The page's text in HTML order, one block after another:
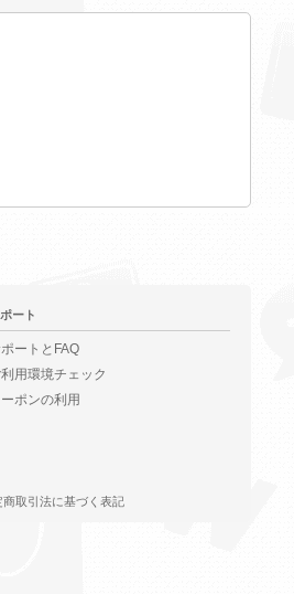
ート
ートとFAQ
用環境チェック
ポンの利用
商取引法に基づく表記